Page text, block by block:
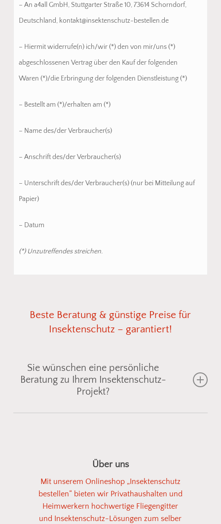
– An a4all GmbH, Stuttgarter Straße 10, 73614 Schorndorf,
Deutschland, kontakt@insektenschutz-bestellen.de
– Hiermit widerrufe(n) ich/wir (*) den von mir/uns (*)
abgeschlossenen Vertrag über den Kauf der folgenden
Waren (*)/die Erbringung der folgenden Dienstleistung (*)
– Bestellt am (*)/erhalten am (*)
– Name des/der Verbraucher(s)
– Anschrift des/der Verbraucher(s)
– Unterschrift des/der Verbraucher(s) (nur bei Mitteilung auf
Papier)
– Datum
(*) Unzutreffendes streichen.
Beste Beratung & günstige Preise für
Insektenschutz – garantiert!
Sie wünschen eine persönliche
Beratung zu Ihrem Insektenschutz-
Projekt?
Einbausituation. Senden Sie uns einfach ein Foto
vom gewünschten Bereich, und wir zeigen Ihnen
geeigneteFliegengitter oderSpannrahmen
unserem Sortiment. So einfach kann
Über uns
Mit unserem Onlineshop „Insektenschutz
bestellen“ bieten wir Privathaushalten und
Heimwerkern hochwertige Fliegengitter
und Insektenschutz-Lösungen zum selber